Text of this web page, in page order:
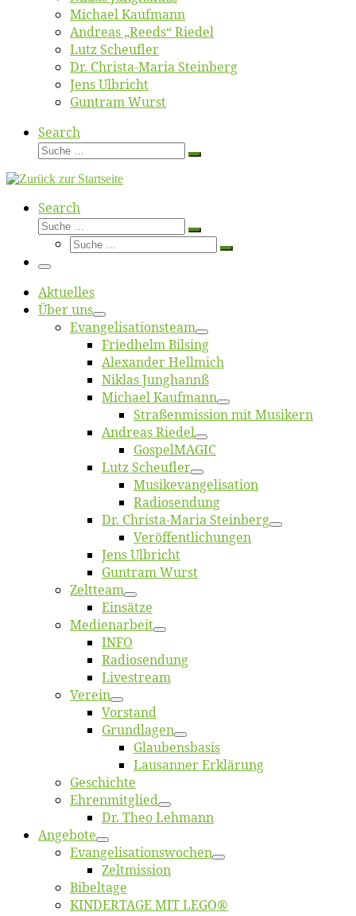
Mi­cha­el Kaufmann
An­dre­as „Reeds“ Riedel
Lutz Scheuf­ler
Dr. Chris­­ta-Ma­ria Steinberg
Jens Ulb­richt
Gun­tram Wurst
Search
Suche
Suche
Search
Suche
Suche
Suche
Suche
Menü
Ak­tu­el­les
Über uns
Evangelisa­tions­team
Fried­helm Bilsing
Alex­an­der Hellmich
Ni­klas Junghannß
Mi­cha­el Kaufmann
Straßenmis­sion mit Musikern
An­dre­as Riedel
Gos­pel­MA­GIC
Lutz Scheuf­ler
Musikevan­ge­li­sa­tion
Ra­dio­sen­dung
Dr. Chris­­ta-Ma­ria Steinberg
Ver­öf­fent­li­chun­gen
Jens Ulb­richt
Gun­tram Wurst
Zelt­team
Ein­sät­ze
Me­di­en­ar­beit
INFO
Ra­dio­sen­dung
Live­stream
Ver­ein
Vor­stand
Grund­la­gen
Glaubens­ba­sis
Lausan­ner Erklärung
Ge­schich­te
Eh­ren­mit­glied
Dr. Theo Lehmann
An­ge­bo­te
Evangelisa­tions­wo­chen
Zelt­mis­si­on
Bi­bel­ta­ge
KINDERTAGE MIT LEGO®